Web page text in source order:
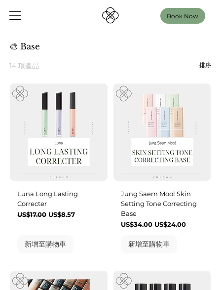
Book Now
🎨 Base
14 項產品 排序
Luna Long Lasting
Correcter
一般價格
US$17.00 促銷價格
US$8.57
新增至購物車
Jung Saem Mool Skin
Setting Tone Correcting
Base
一般價格
US$34.00 促銷價格
US$24.00
新增至購物車